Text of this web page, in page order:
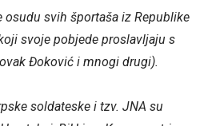
osudu svih športaša iz Republike
svoje pobjede proslavljaju s
Đoković i mnogi drugi).
soldateske i tzv. JNA su